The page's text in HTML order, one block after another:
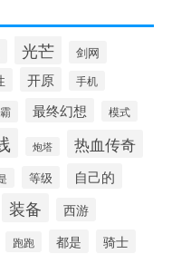
光芒 剑网
开原 手机
最终幻想 模式
炮塔 热血传奇
等级 自己的
装备 西游
跑跑 都是 骑士